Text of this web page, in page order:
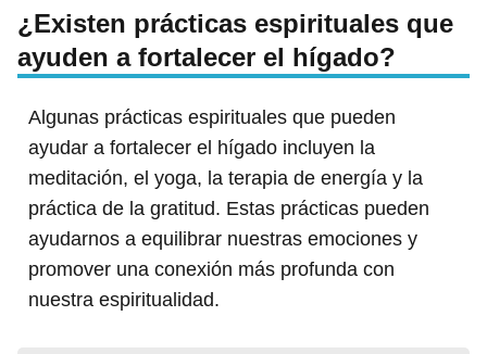
¿Existen prácticas espirituales que
ayuden a fortalecer el hígado?
Algunas prácticas espirituales que pueden
ayudar a fortalecer el hígado incluyen la
meditación, el yoga, la terapia de energía y la
práctica de la gratitud. Estas prácticas pueden
ayudarnos a equilibrar nuestras emociones y
promover una conexión más profunda con
nuestra espiritualidad.